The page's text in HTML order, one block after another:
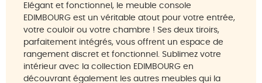
Elégant et fonctionnel, le meuble console
EDIMBOURG est un véritable atout pour votre entrée,
votre couloir ou votre chambre ! Ses deux tiroirs,
parfaitement intégrés, vous offrent un espace de
rangement discret et fonctionnel. Sublimez votre
intérieur avec la collection EDIMBOURG en
découvrant également les autres meubles qui la